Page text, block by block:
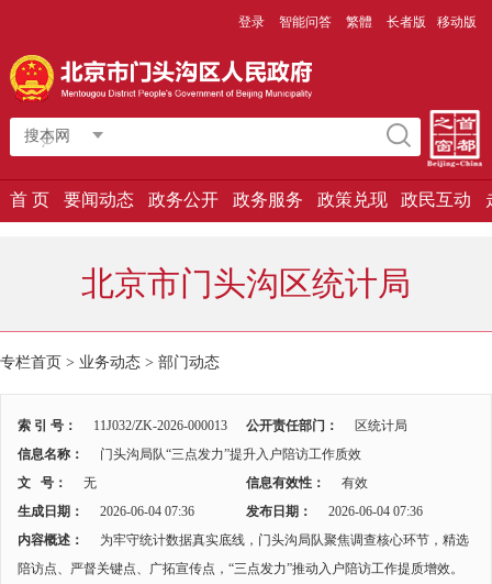
登录 智能问答 繁體 长者版 移动版
搜本网
首 页 要闻动态 政务公开 政务服务 政策兑现 政民互动
北京市门头沟区统计局
专栏首页 > 业务动态 > 部门动态
索 引 号： 11J032/ZK-2026-000013 公开责任部门：
区统计局
信息名称：
门头沟局队“三点发力”提升入户陪访工作质效
文 号：
无 信息有效性：
有效
生成日期：
2026-06-04 07:36 发布日期：
2026-06-04 07:36
内容概述：
为牢守统计数据真实底线，门头沟局队聚焦调查核心环节，精选
陪访点、严督关键点、广拓宣传点，“三点发力”推动入户陪访工作提质增效。